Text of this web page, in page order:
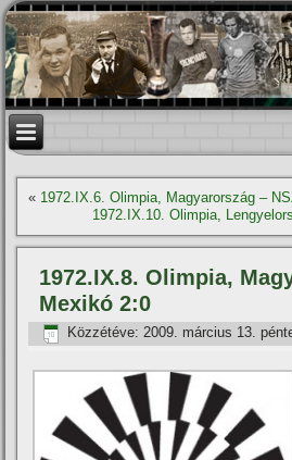
« 1972.IX.6. Olimpia, Magyarország –
1972.IX.10. Olimpia,
1972.IX.8. Olimpia,
Mexikó 2:0
Közzétéve: 2009. március 13.